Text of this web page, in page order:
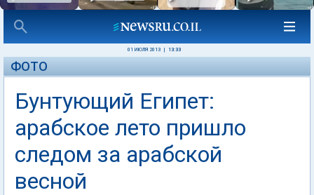
01 ИЮЛЯ 2013 13:33
ФОТО
Бунтующий Египет:
арабское лето пришло
следом за арабской
весной